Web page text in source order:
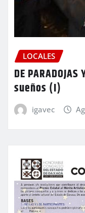
LOCALES
DE
sueños (I)
igavec